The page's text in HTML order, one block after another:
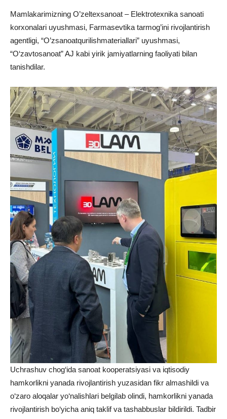
Mamlakarimizning O’zeltexsanoat – Elektrotexnika sanoati
korxonalari uyushmasi, Farmasevtika tarmog’ini rivojlantirish
agentligi, “O’zsanoatqurilishmateriallari” uyushmasi,
“O‘zavtosanoat” AJ kabi yirik jamiyatlarning faoliyati bilan
tanishdilar.
Uchrashuv chog‘ida sanoat kooperatsiyasi va iqtisodiy
hamkorlikni yanada rivojlantirish yuzasidan fikr almashildi va
o‘zaro aloqalar yo‘nalishlari belgilab olindi, hamkorlikni yanada
rivojlantirish bo‘yicha aniq taklif va tashabbuslar bildirildi. Tadbir